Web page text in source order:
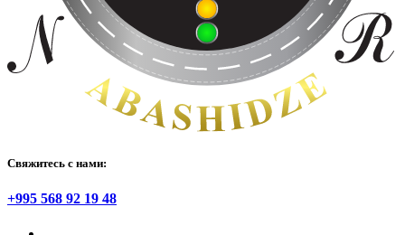
Свяжитесь с нами:
+995 568 92 19 48